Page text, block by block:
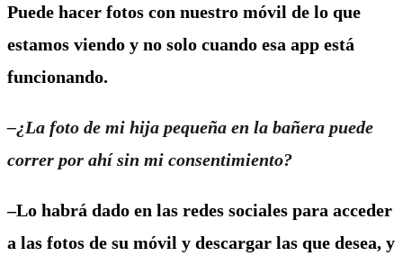
Puede hacer fotos con nuestro móvil de lo que
estamos viendo y no solo cuando esa app está
funcionando.
–¿La foto de mi hija pequeña en la bañera puede
correr por ahí sin mi consentimiento?
–Lo habrá dado en las redes sociales para acceder
a las fotos de su móvil y descargar las que desea, y